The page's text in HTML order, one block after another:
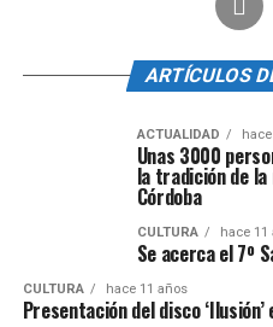
ARTÍCULOS
ACTUALIDAD
Unas 3000
la tradición de la
Córdoba
CULTURA hace 11
Se acerca el 7º
CULTURA hace 11 años
Presentación del disco